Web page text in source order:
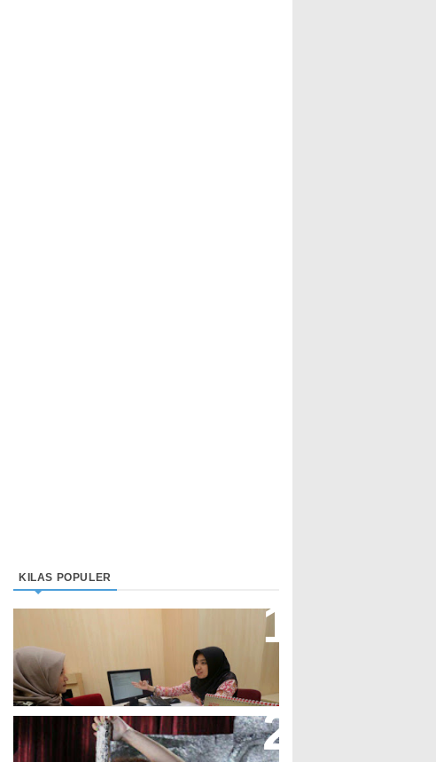
KILAS POPULER
Keuangan Syariah Di Indonesia
Meningkat
Cupi Cupita Luncurkan Single
“Yo Uwis”